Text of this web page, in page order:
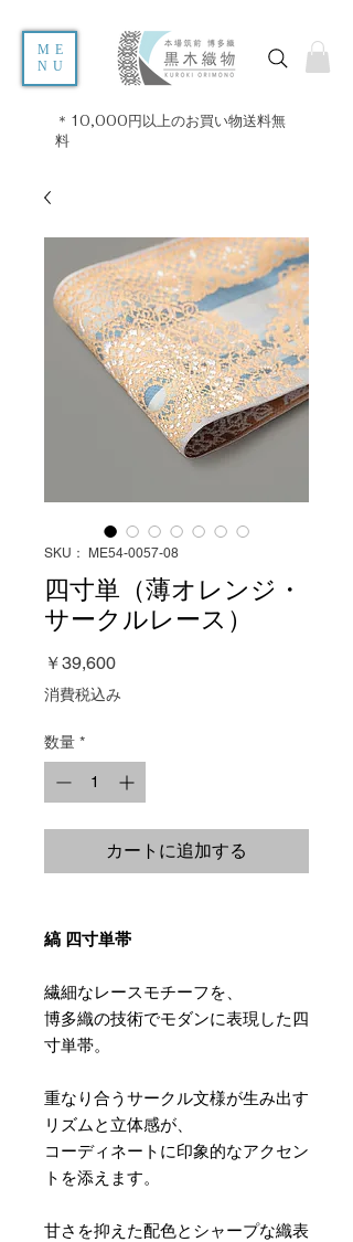
ME
NU
＊10,000円以上のお買い物送料無
料
SKU： ME54-0057-08
四寸単（薄オレンジ・
サークルレース）
￥39,600価
消費税込み
数量 *
カートに追加する
縞 四寸単帯
繊細なレースモチーフを、
博多織の技術でモダンに表現した四
寸単帯。
重なり合うサークル文様が生み出す
リズムと立体感が、
コーディネートに印象的なアクセン
トを添えます。
甘さを抑えた配色とシャープな織表